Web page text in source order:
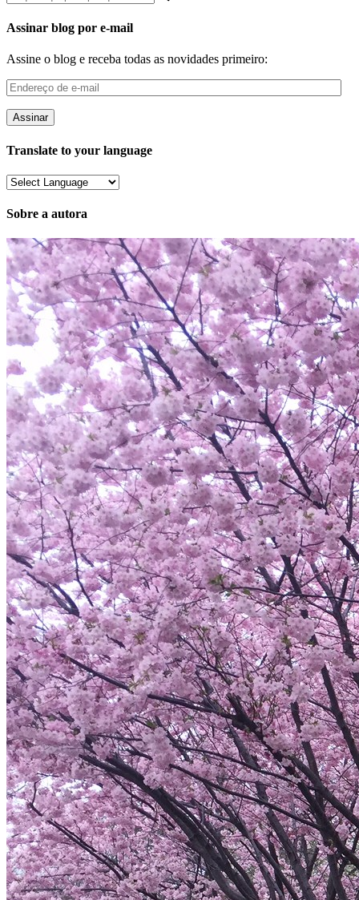
Assinar blog por e-mail
Assine o blog e receba todas as novidades primeiro:
Endereço
de
e-
mail
Translate to your language
Sobre a autora